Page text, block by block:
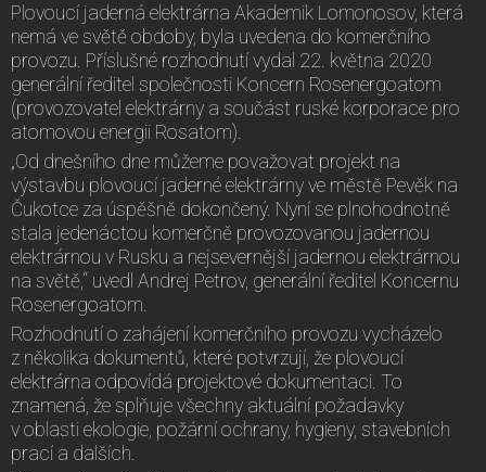
Plovoucí jaderná elektrárna Akademik Lomonosov, která
nemá ve světě obdoby, byla uvedena do komerčního
provozu. Příslušné rozhodnutí vydal 22. května 2020
generální ředitel společnosti Koncern Rosenergoatom
(provozovatel elektrárny a součást ruské korporace pro
atomovou energii Rosatom).
„Od dnešního dne můžeme považovat projekt na
výstavbu plovoucí jaderné elektrárny ve městě Pevěk na
Čukotce za úspěšně dokončený. Nyní se plnohodnotně
stala jedenáctou komerčně provozovanou jadernou
elektrárnou v Rusku a nejsevernější jadernou elektrárnou
na světě,“ uvedl Andrej Petrov, generální ředitel Koncernu
Rosenergoatom.
Rozhodnutí o zahájení komerčního provozu vycházelo
z několika dokumentů, které potvrzují, že plovoucí
elektrárna odpovídá projektové dokumentaci. To
znamená, že splňuje všechny aktuální požadavky
v oblasti ekologie, požární ochrany, hygieny, stavebních
prací a dalších.